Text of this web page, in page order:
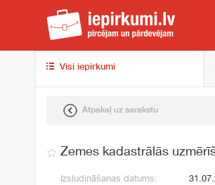
Visi iepirkumi
Atpakaļ uz sarakstu
Zemes kadastrālās
Izsludināšanas datums: